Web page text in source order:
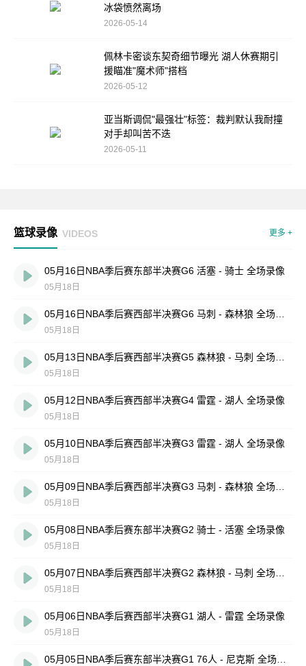
冰袋愤然离场
2026-05-14
佩林卡密谈东契奇细节曝光 湖人休赛期引
援瞄准"魔术师"搭档
2026-05-12
亚当斯调侃"最强壮"标签：裁判默认我耐撞
对手却叫苦不迭
2026-05-11
篮球录像 VIDEOS 更多 +
05月16日NBA季后赛东部半决赛G6 活塞 - 骑士 全场录像
05月18日
05月18日
05月18日
05月12日NBA季后赛西部半决赛G4 雷霆 - 湖人 全场录像
05月18日
05月10日NBA季后赛西部半决赛G3 雷霆 - 湖人 全场录像
05月18日
05月18日
05月08日NBA季后赛东部半决赛G2 骑士 - 活塞 全场录像
05月18日
05月18日
05月06日NBA季后赛西部半决赛G1 湖人 - 雷霆 全场录像
05月18日